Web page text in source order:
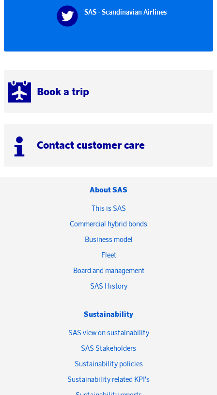
Book a trip
Contact customer care
SAS - Scandinavian Airlines
About SAS
This is SAS
Commercial hybrid bonds
Business model
Fleet
Board and management
SAS History
Sustainability
SAS view on sustainability
SAS Stakeholders
Sustainability policies
Sustainability related KPI's